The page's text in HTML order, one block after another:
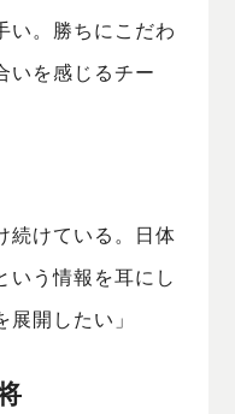
い。勝ちにこだわ
いを感じるチー
続けている。日体
いう情報を耳にし
開したい」